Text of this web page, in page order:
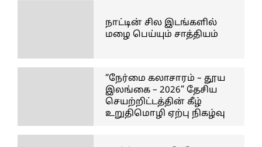
நாட்டின் சில இடங்களில்
மழை பெய்யும் சாத்தியம்
“நேர்மை கலாசாரம் – தூய
இலங்கை – 2026” தேசிய
செயற்றிட்டத்தின் கீழ்
உறுதிமொழி ஏற்பு நிகழ்வு